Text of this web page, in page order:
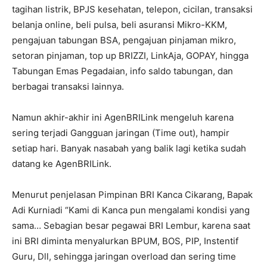
tagihan listrik, BPJS kesehatan, telepon, cicilan, transaksi
belanja online, beli pulsa, beli asuransi Mikro-KKM,
pengajuan tabungan BSA, pengajuan pinjaman mikro,
setoran pinjaman, top up BRIZZI, LinkAja, GOPAY, hingga
Tabungan Emas Pegadaian, info saldo tabungan, dan
berbagai transaksi lainnya.
Namun akhir-akhir ini AgenBRILink mengeluh karena
sering terjadi Gangguan jaringan (Time out), hampir
setiap hari. Banyak nasabah yang balik lagi ketika sudah
datang ke AgenBRILink.
Menurut penjelasan Pimpinan BRI Kanca Cikarang, Bapak
Adi Kurniadi “Kami di Kanca pun mengalami kondisi yang
sama… Sebagian besar pegawai BRI Lembur, karena saat
ini BRI diminta menyalurkan BPUM, BOS, PIP, Instentif
Guru, Dll, sehingga jaringan overload dan sering time